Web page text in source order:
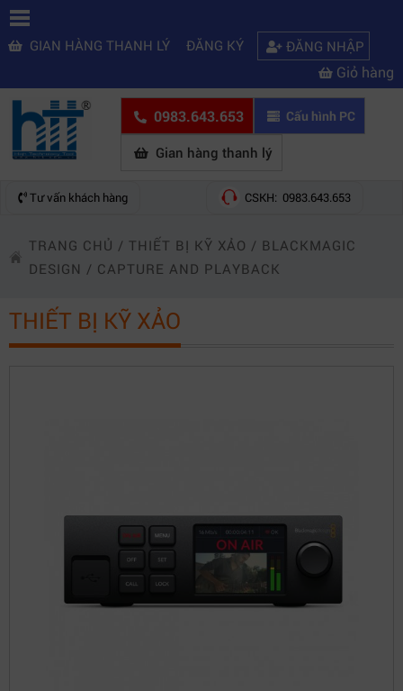
GIAN HÀNG THANH LÝ ĐĂNG KÝ ĐĂNG NHẬP
Giỏ hàng
0983.643.653 Cấu hình PC
Gian hàng thanh lý
Tư vấn khách hàng CSKH: 0983.643.653
TRANG CHỦ / THIẾT BỊ KỸ XẢO / BLACKMAGIC
DESIGN / CAPTURE AND PLAYBACK
THIẾT BỊ KỸ XẢO